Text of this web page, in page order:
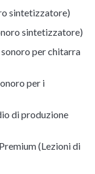
sintetizzatore)
sintetizzatore)
per chitarra
per i
di produzione
(Lezioni di